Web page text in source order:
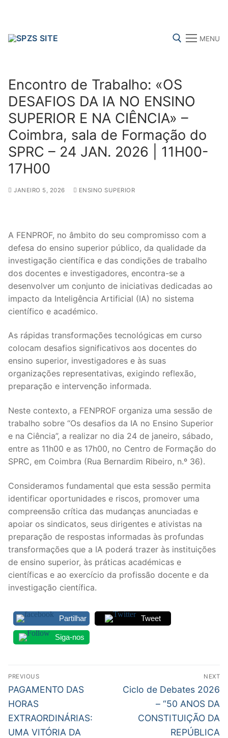
Search for:
MENU
FENPROF CGTP-IN FRENTE COMUM
Search
for:
Legislação
Sectores
PRÉ-ESCOLAR
1º CICLO
2º/3º CEB / SECUNDÁRIO
ENSINO ARTÍSTICO
EDUCAÇÃO ESPECIAL
ENSINO SUPERIOR
PROFESSORES CONTRATADOS
DOCENTES APOSENTADOS
Formação
Área de Sócios
Revista Intervir
Contactos
Encontro de Trabalho: «OS
DESAFIOS DA IA NO ENSINO
SUPERIOR E NA CIÊNCIA» –
Coimbra, sala de Formação do
SPRC – 24 JAN. 2026 | 11H00-
17H00
JANEIRO 5, 2026 ENSINO SUPERIOR
A FENPROF, no âmbito do seu compromisso com a
defesa do ensino superior público, da qualidade da
investigação científica e das condições de trabalho
dos docentes e investigadores, encontra-se a
desenvolver um conjunto de iniciativas dedicadas ao
impacto da Inteligência Artificial (IA) no sistema
científico e académico.
As rápidas transformações tecnológicas em curso
colocam desafios significativos aos docentes do
ensino superior, investigadores e às suas
organizações representativas, exigindo reflexão,
preparação e intervenção informada.
Neste contexto, a FENPROF organiza uma sessão de
trabalho sobre “Os desafios da IA no Ensino Superior
e na Ciência”, a realizar no dia 24 de janeiro, sábado,
entre as 11h00 e as 17h00, no Centro de Formação do
SPRC, em Coimbra (Rua Bernardim Ribeiro, n.º 36).
Consideramos fundamental que esta sessão permita
identificar oportunidades e riscos, promover uma
compreensão crítica das mudanças anunciadas e
apoiar os sindicatos, seus dirigentes e ativistas na
preparação de respostas informadas às profundas
transformações que a IA poderá trazer às instituições
de ensino superior, às práticas académicas e
científicas e ao exercício da profissão docente e da
investigação científica.
Partilhar Tweet
Siga-nos
Navegação
de
artigos
PREVIOUS
Previous
post:
PAGAMENTO DAS
HORAS
EXTRAORDINÁRIAS:
UMA VITÓRIA DA
NEXT
Next
Ciclo de Debates 2026
– “50 ANOS DA
CONSTITUIÇÃO DA
REPÚBLICA